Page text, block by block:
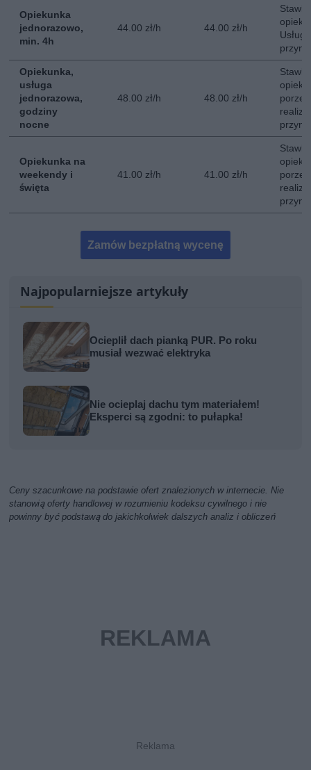
Opiekunka
jednorazowo,
min. 4h
44.00 zł/h 44.00 zł/h
opieki
Opiekunka,
usługa
jednorazowa,
godziny
nocne
48.00 zł/h 48.00 zł/h
opieki
porze
Opiekunka na
weekendy i
święta
41.00 zł/h 41.00 zł/h
opieki
porze
Zamów bezpłatną wycenę
Najpopularniejsze artykuły
Ocieplił dach pianką PUR. Po roku
musiał wezwać elektryka
Nie ocieplaj dachu tym materiałem!
Eksperci są zgodni: to pułapka!
Ceny szacunkowe na podstawie ofert znalezionych w internecie. Nie
stanowią oferty handlowej w rozumieniu kodeksu cywilnego i nie
powinny być podstawą do jakichkolwiek dalszych analiz i obliczeń